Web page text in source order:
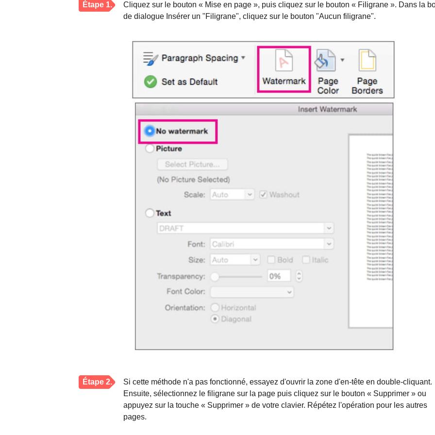
Étape 1.
Cliquez sur le bouton « Mise en page », puis cliquez sur le bouton « Filigrane ». Dans la
de dialogue Insérer un "Filigrane", cliquez sur le bouton "Aucun filigrane".
Étape 2.
Si cette méthode n'a pas fonctionné, essayez d'ouvrir la zone d'en-tête en double-cliquant.
Ensuite, sélectionnez le filigrane sur la page puis cliquez sur le bouton « Supprimer » ou
appuyez sur la touche « Supprimer » de votre clavier. Répétez l'opération pour les autres
pages.